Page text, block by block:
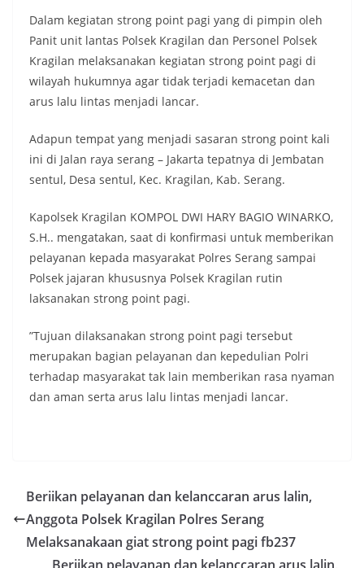
Dalam kegiatan strong point pagi yang di pimpin oleh
Panit unit lantas Polsek Kragilan dan Personel Polsek
Kragilan melaksanakan kegiatan strong point pagi di
wilayah hukumnya agar tidak terjadi kemacetan dan
arus lalu lintas menjadi lancar.
Adapun tempat yang menjadi sasaran strong point kali
ini di Jalan raya serang – Jakarta tepatnya di Jembatan
sentul, Desa sentul, Kec. Kragilan, Kab. Serang.
Kapolsek Kragilan KOMPOL DWI HARY BAGIO WINARKO,
S.H.. mengatakan, saat di konfirmasi untuk memberikan
pelayanan kepada masyarakat Polres Serang sampai
Polsek jajaran khususnya Polsek Kragilan rutin
laksanakan strong point pagi.
”Tujuan dilaksanakan strong point pagi tersebut
merupakan bagian pelayanan dan kepedulian Polri
terhadap masyarakat tak lain memberikan rasa nyaman
dan aman serta arus lalu lintas menjadi lancar.
Beriikan pelayanan dan kelanccaran arus lalin,
Anggota Polsek Kragilan Polres Serang
Melaksanakaan giat strong point pagi fb237